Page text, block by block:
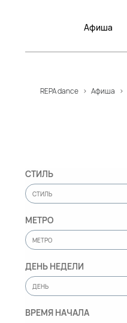
Афиша
REPA dance > Афиша >
СТИЛЬ
СТИЛЬ
МЕТРО
МЕТРО
ДЕНЬ НЕДЕЛИ
ДЕНЬ
ВРЕМЯ НАЧАЛА